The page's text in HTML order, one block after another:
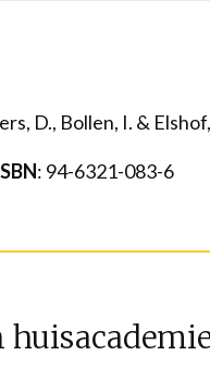
D., Bollen, I. &
: 94-6321-083-6